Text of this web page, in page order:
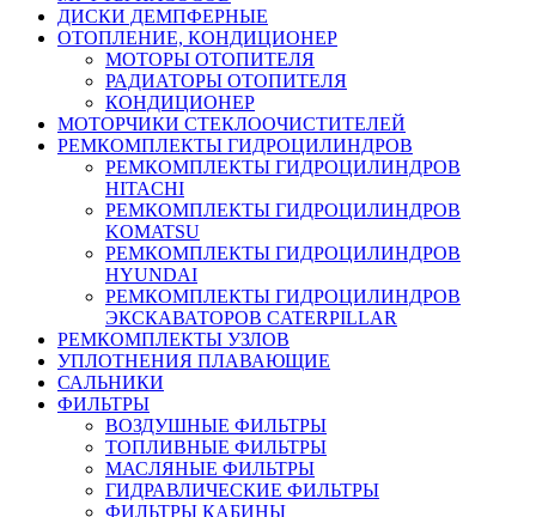
ДИСКИ ДЕМПФЕРНЫЕ
ОТОПЛЕНИЕ, КОНДИЦИОНЕР
МОТОРЫ ОТОПИТЕЛЯ
РАДИАТОРЫ ОТОПИТЕЛЯ
КОНДИЦИОНЕР
МОТОРЧИКИ СТЕКЛООЧИСТИТЕЛЕЙ
РЕМКОМПЛЕКТЫ ГИДРОЦИЛИНДРОВ
РЕМКОМПЛЕКТЫ ГИДРОЦИЛИНДРОВ
HITACHI
РЕМКОМПЛЕКТЫ ГИДРОЦИЛИНДРОВ
KOMATSU
РЕМКОМПЛЕКТЫ ГИДРОЦИЛИНДРОВ
HYUNDAI
РЕМКОМПЛЕКТЫ ГИДРОЦИЛИНДРОВ
ЭКСКАВАТОРОВ CATERPILLAR
РЕМКОМПЛЕКТЫ УЗЛОВ
УПЛОТНЕНИЯ ПЛАВАЮЩИЕ
САЛЬНИКИ
ФИЛЬТРЫ
ВОЗДУШНЫЕ ФИЛЬТРЫ
ТОПЛИВНЫЕ ФИЛЬТРЫ
МАСЛЯНЫЕ ФИЛЬТРЫ
ГИДРАВЛИЧЕСКИЕ ФИЛЬТРЫ
ФИЛЬТРЫ КАБИНЫ